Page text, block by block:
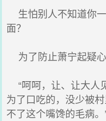
生怕别人不知道你
面？
为了防止萧宁起疑心
“呵呵，让、让大人
为了口吃的，没少被
不了这个嘴馋的毛病。